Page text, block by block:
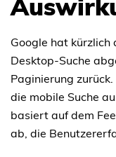
Google hat kürzlich
Desktop-Suche
Paginierung
die mobile Suche
basiert auf dem
ab, die